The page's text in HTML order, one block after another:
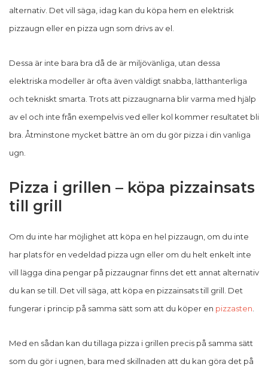
alternativ. Det vill säga, idag kan du köpa hem en elektrisk
pizzaugn eller en pizza ugn som drivs av el.
Dessa är inte bara bra då de är miljövänliga, utan dessa
elektriska modeller är ofta även väldigt snabba, lätthanterliga
och tekniskt smarta. Trots att pizzaugnarna blir varma med hjälp
av el och inte från exempelvis ved eller kol kommer resultatet bli
bra. Åtminstone mycket bättre än om du gör pizza i din vanliga
ugn.
Pizza i grillen – köpa pizzainsats
till grill
Om du inte har möjlighet att köpa en hel pizzaugn, om du inte
har plats för en vedeldad pizza ugn eller om du helt enkelt inte
vill lägga dina pengar på pizzaugnar finns det ett annat alternativ
du kan se till. Det vill säga, att köpa en pizzainsats till grill. Det
fungerar i princip på samma sätt som att du köper en pizzasten.
Med en sådan kan du tillaga pizza i grillen precis på samma sätt
som du gör i ugnen, bara med skillnaden att du kan göra det på